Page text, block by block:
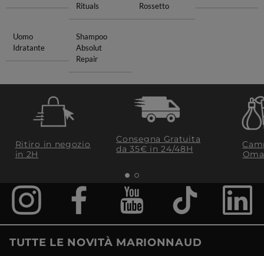
Rituals
Rossetto
Uomo
Idratante
Shampoo
Absolut
Repair
Ritiro in negozio
in 2H
Consegna Gratuita
da 35€​ in 24/48H
TUTTE LE NOVITÀ MARIONNAUD